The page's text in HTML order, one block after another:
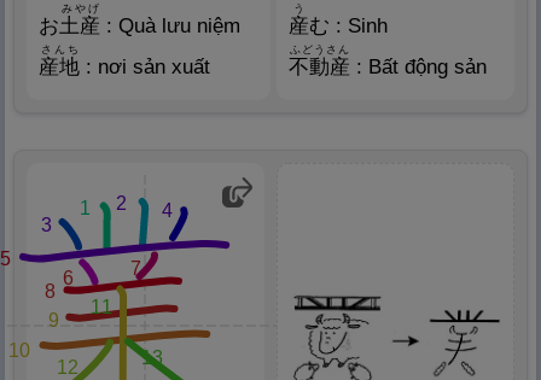
Nghĩa: Sản vật, sản phẩm, vật
phẩm
お土産
みやげ
: Quà lưu niệm
産地
さんち
: nơi sản xuất
産
Nghĩa: Sản vật, sản phẩm, vật
う
む : Sinh
不動産
ふどうさん
: Bất động sản
1
3
4
2
5
6
7
8
9
10
12
11
13